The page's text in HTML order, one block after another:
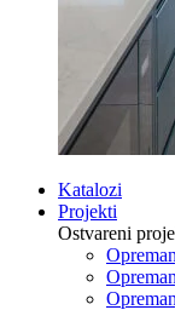
Katalozi
Projekti
Ostvareni